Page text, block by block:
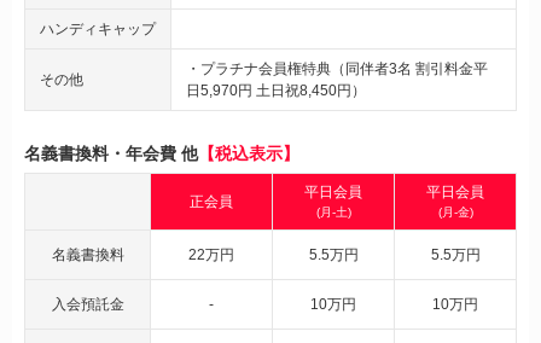
ハンディキャップ
その他
・プラチナ会員権特典（同伴者3名 割引料金平
日5,970円 土日祝8,450円）
名義書換料・年会費 他【税込表示】
正会員
平日会員
(月-土)
平日会員
(月-金)
名義書換料 22万円 5.5万円 5.5万円
入会預託金 - 10万円 10万円